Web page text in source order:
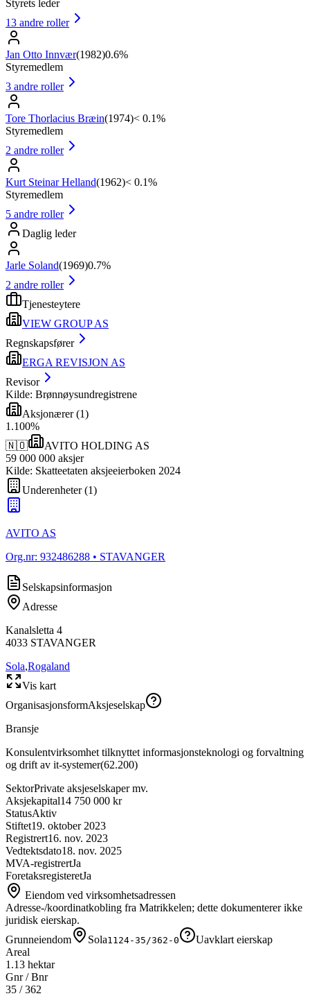
Styrets leder
13 andre roller
Jan Otto Innvær(1982)0.6%
Styremedlem
3 andre roller
Tore Thorlacius Bræin(1974)< 0.1%
Styremedlem
2 andre roller
Kurt Steinar Helland(1962)< 0.1%
Styremedlem
5 andre roller
Daglig leder
Jarle Soland(1969)0.7%
2 andre roller
Tjenesteytere
VIEW GROUP AS
Regnskapsfører
ERGA REVISJON AS
Revisor
Kilde: Brønnøysundregistrene
Aksjonærer(1)
1 .100%
🇳🇴
AVITO HOLDING AS
59 000 000 aksjer
Kilde: Skatteetaten aksjeeierboken 2024
Underenheter(1)
AVITO AS
Org.nr: 932486288 • STAVANGER
Selskapsinformasjon
Adresse
Kanalsletta 4
4033 STAVANGER
Sola,Rogaland
Vis kart
OrganisasjonsformAksjeselskap
Bransje
Konsulentvirksomhet tilknyttet informasjonsteknologi og forvaltning
og drift av it-systemer(62.200)
SektorPrivate aksjeselskaper mv.
Aksjekapital14 750 000 kr
StatusAktiv
Stiftet19. oktober 2023
Registrert16. nov. 2023
Vedtektsdato18. nov. 2025
MVA-registrertJa
ForetaksregisteretJa
Eiendom ved virksomhetsadressen
Adresse-/koordinatkobling fra Matrikkelen; dette dokumenterer ikke
juridisk eierskap.
Grunneiendom
Sola1124-35/362-0
Uavklart eierskap
Areal
1.13 hektar
Gnr / Bnr
35 /362